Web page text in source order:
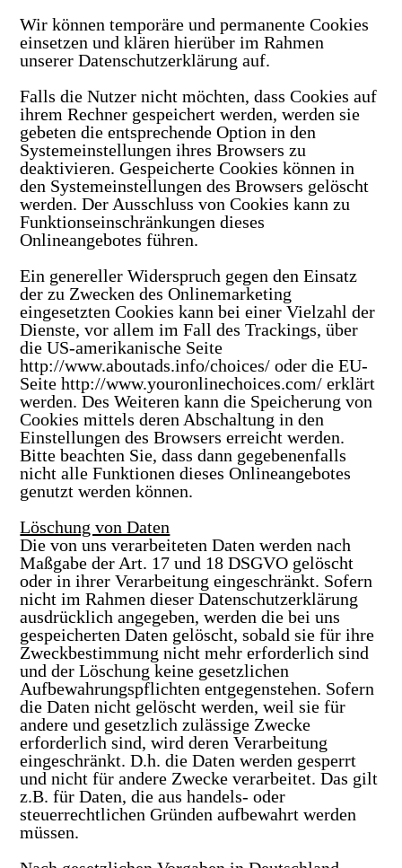
Wir können temporäre und permanente Cookies
einsetzen und klären hierüber im Rahmen
unserer Datenschutzerklärung auf.
Falls die Nutzer nicht möchten, dass Cookies auf
ihrem Rechner gespeichert werden, werden sie
gebeten die entsprechende Option in den
Systemeinstellungen ihres Browsers zu
deaktivieren. Gespeicherte Cookies können in
den Systemeinstellungen des Browsers gelöscht
werden. Der Ausschluss von Cookies kann zu
Funktionseinschränkungen dieses
Onlineangebotes führen.
Ein genereller Widerspruch gegen den Einsatz
der zu Zwecken des Onlinemarketing
eingesetzten Cookies kann bei einer Vielzahl der
Dienste, vor allem im Fall des Trackings, über
die US-amerikanische Seite
http://www.aboutads.info/choices/ oder die EU-
Seitehttp://www.youronlinechoices.com/ erklärt
werden. Des Weiteren kann die Speicherung von
Cookies mittels deren Abschaltung in den
Einstellungen des Browsers erreicht werden.
Bitte beachten Sie, dass dann gegebenenfalls
nicht alle Funktionen dieses Onlineangebotes
genutzt werden können.
Löschung von Daten
Die von uns verarbeiteten Daten werden nach
Maßgabe der Art. 17 und 18 DSGVO gelöscht
oder in ihrer Verarbeitung eingeschränkt. Sofern
nicht im Rahmen dieser Datenschutzerklärung
ausdrücklich angegeben, werden die bei uns
gespeicherten Daten gelöscht, sobald sie für ihre
Zweckbestimmung nicht mehr erforderlich sind
und der Löschung keine gesetzlichen
Aufbewahrungspflichten entgegenstehen. Sofern
die Daten nicht gelöscht werden, weil sie für
andere und gesetzlich zulässige Zwecke
erforderlich sind, wird deren Verarbeitung
eingeschränkt. D.h. die Daten werden gesperrt
und nicht für andere Zwecke verarbeitet. Das gilt
z.B. für Daten, die aus handels- oder
steuerrechtlichen Gründen aufbewahrt werden
müssen.